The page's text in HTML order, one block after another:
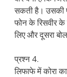
सकती है। उसकी
फोन के रिसवीर
लिए और दूसरा
प्रश्न 4.
लिफाफे में कोरा